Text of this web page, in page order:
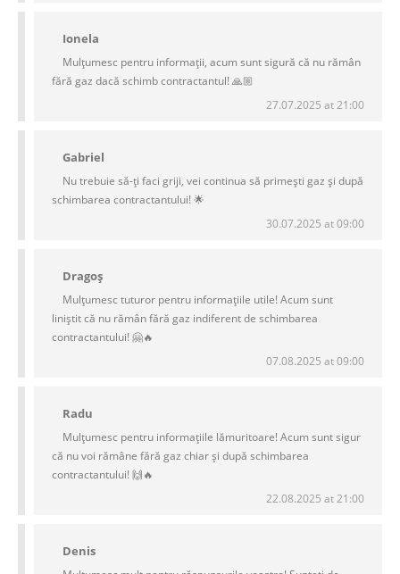
Ionela
Mulțumesc pentru informații, acum sunt sigură că nu rămân
fără gaz dacă schimb contractantul! 🙏🏼
27.07.2025 at 21:00
Gabriel
Nu trebuie să-ți faci griji, vei continua să primești gaz și după
schimbarea contractantului! 🌟
30.07.2025 at 09:00
Dragoș
Mulțumesc tuturor pentru informațiile utile! Acum sunt
liniștit că nu rămân fără gaz indiferent de schimbarea
contractantului! 🤗🔥
07.08.2025 at 09:00
Radu
Mulțumesc pentru informațiile lămuritoare! Acum sunt sigur
că nu voi rămâne fără gaz chiar și după schimbarea
contractantului! 🙌🔥
22.08.2025 at 21:00
Denis